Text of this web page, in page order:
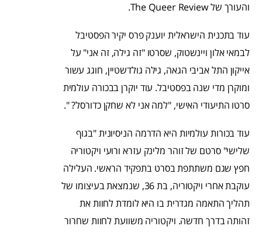
והעורך של The Queer Review.
עוד בתכנית הישראלית יוענק פרס יקיר הפסטיבל
לבמאי אלון ויינשטוק, שסרטו "זה גילה, זה אני" על
אייקון התל אביבי הגאה, גילה גולדשטיין, חוגג עשור
ומוקרן מדי שנה בפסטיבל. עוד יוקרן בבכורה עולמית
סרטו התיעודי האישי, "למה אני לא שחקן כדורסל? ".
עוד בכורות עולמיות היא הדרמה הניסיונית "בגוף
שלישי" סרטם של זוהר מלינק עזרא ורועי ויקטוריה
חפץ שגם משתתפת בסרט בתפקיד הראשי. העלילה
עוקבת אחרי ויקטוריה, בת 36, שנמצאת בעיצומו של
תהליך התאמה מגדרית בו היא לומדת לחוות את
זהותה בדרך חדשה. ויקטוריה משוועת לחוות שחרור